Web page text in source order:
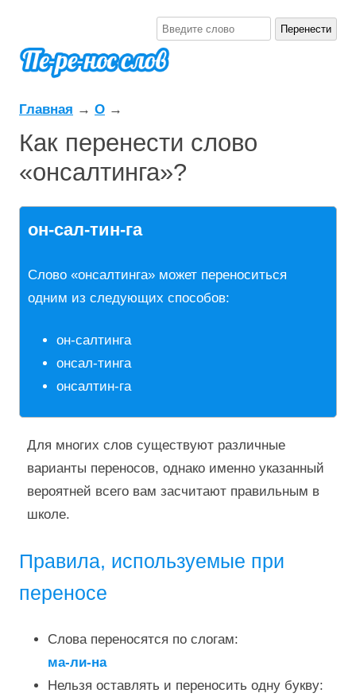
Главная → О →
Как перенести слово
«онсалтинга»?
он-сал-тин-га
Слово «онсалтинга» может переноситься
одним из следующих способов:
он-салтинга
онсал-тинга
онсалтин-га
Для многих слов существуют различные
варианты переносов, однако именно указанный
вероятней всего вам засчитают правильным в
школе.
Правила, используемые при
переносе
Слова переносятся по слогам:
ма-ли-на
Нельзя оставлять и переносить одну букву: